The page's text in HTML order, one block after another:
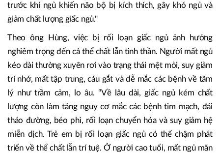
trước khi ngủ khiến não bộ bị kích thích, gây khó ngủ và
giảm chất lượng giấc ngủ."
Theo ông Hùng, việc bị rối loạn giấc ngủ ảnh hưởng
nghiêm trọng đến cả thể chất lẫn tinh thần. Người mất ngủ
kéo dài thường xuyên rơi vào trạng thái mệt mỏi, suy giảm
trí nhớ, mất tập trung, cáu gắt và dễ mắc các bệnh về tâm
lý như trầm cảm, lo âu. “Về lâu dài, giấc ngủ kém chất
lượng còn làm tăng nguy cơ mắc các bệnh tim mạch, đái
tháo đường, béo phì, rối loạn chuyển hóa và suy giảm hệ
miễn dịch. Trẻ em bị rối loạn giấc ngủ có thể chậm phát
triển về thể chất lẫn trí tuệ. Ở người cao tuổi, mất ngủ mãn